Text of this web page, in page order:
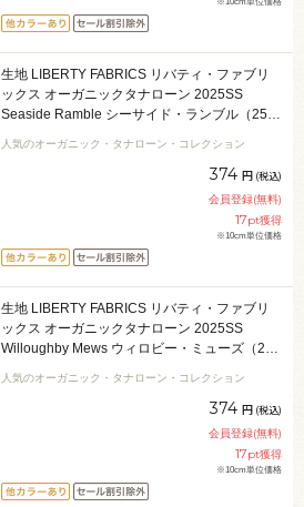
生地 LIBERTY FABRICS リバティ・ファブリ
ックス オーガニックタナローン 2025SS
Seaside Ramble シーサイド・ランブル（25-
人気のオーガニック・タナローン・コレクション
374 円 (税込)
会員登録(無料)
17pt獲得
※10cm単位価格
生地 LIBERTY FABRICS リバティ・ファブリ
ックス オーガニックタナローン 2025SS
Willoughby Mews ウィロビー・ミューズ（25-
人気のオーガニック・タナローン・コレクション
374 円 (税込)
会員登録(無料)
17pt獲得
※10cm単位価格